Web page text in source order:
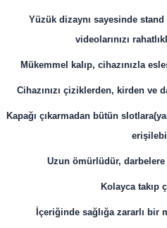
Yüzük dizaynı sayesinde
videolarınızı
Mükemmel kalıp, cihazınızla
Cihazınızı çiziklerden, kirden ve
Kapağı çıkarmadan bütün
Uzun ömürlüdür,
Kolayca takıp
İçeriğinde sağlığa zararlı bir